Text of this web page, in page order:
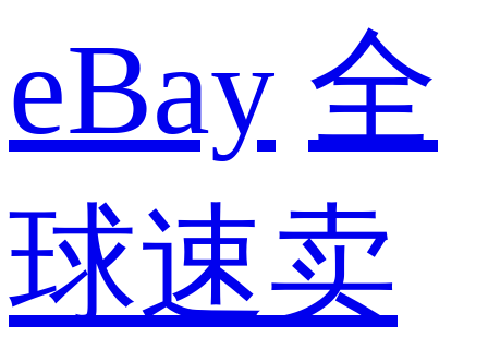
eBay 全
球速卖